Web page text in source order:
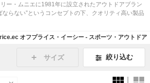
ー・ムニエに1981年に設立されたアウトドアブラン
ならない”というコンセプトの下、クオリティ高い製品
オフプライス・イーシー - スポーツ・アウトドア
サイズ 絞り込む